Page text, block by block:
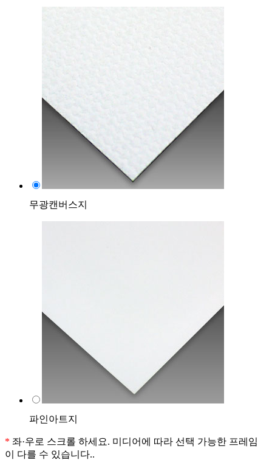
무광캔버스지
파인아트지
* 좌·우로 스크롤 하세요. 미디어에 따라 선택 가능한 프레임
이 다를 수 있습니다..